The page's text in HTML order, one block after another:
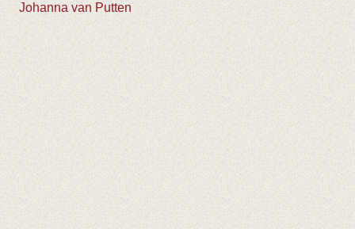
Johanna van Putten